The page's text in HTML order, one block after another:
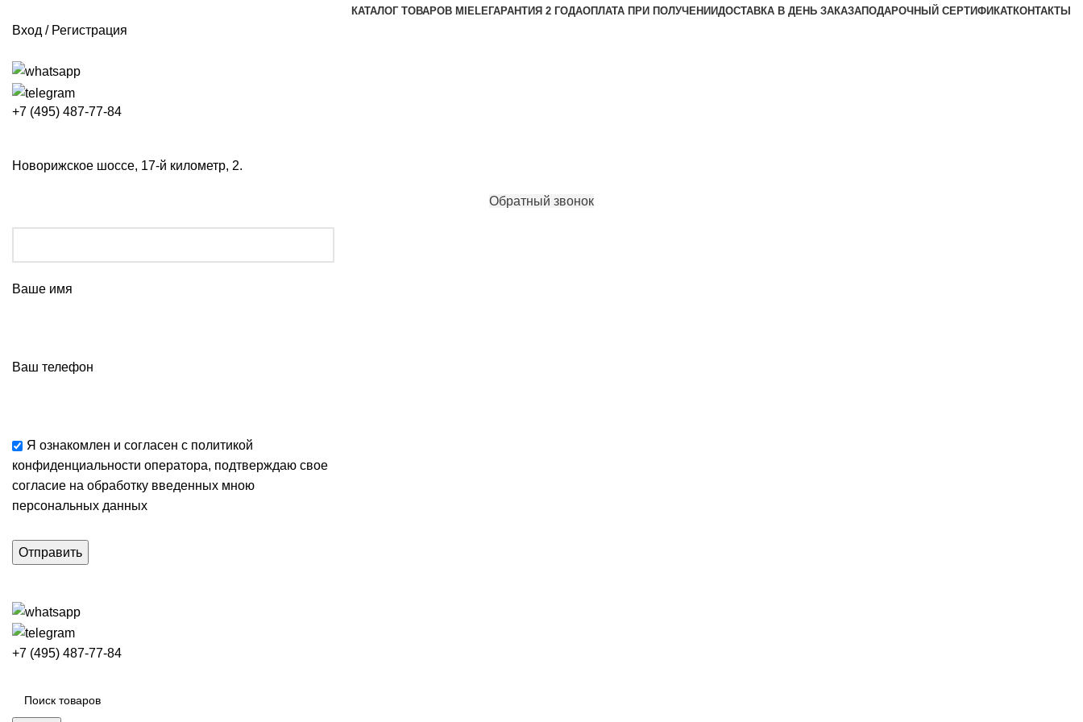
КАТАЛОГ ТОВАРОВ MIELEГАРАНТИЯ 2 ГОДАОПЛАТА ПРИ ПОЛУЧЕНИИДОСТАВКА В ДЕНЬ ЗАКАЗАПОДАРОЧНЫЙ СЕРТИФИКАТКОНТАКТЫ
Вход / Регистрация
+7 (495) 487-77-84
Новорижское шоссе, 17-й километр, 2.
Обратный звонок
Ваше имя
Ваш телефон
Я ознакомлен и согласен с политикой
конфиденциальности оператора, подтверждаю свое
согласие на обработку введенных мною
персональных данных
+7 (495) 487-77-84